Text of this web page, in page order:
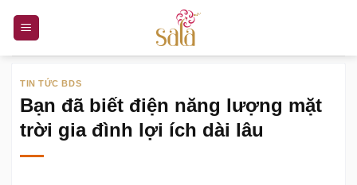
nội
TIN TỨC BDS
Bạn đã biết điện năng lượng mặt
trời gia đình lợi ích dài lâu